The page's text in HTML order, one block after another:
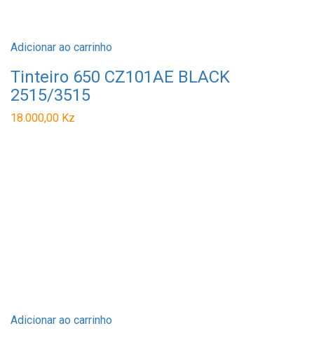
Adicionar ao carrinho
Tinteiro 650 CZ101AE BLACK
2515/3515
18.000,00 Kz
Adicionar ao carrinho